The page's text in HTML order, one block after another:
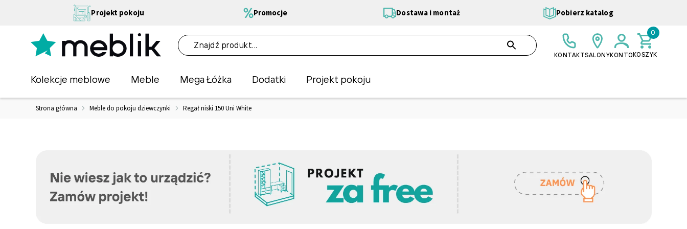
Projekt pokoju Promocje Dostawa i montaż Pobierz katalog
Kolekcje meblowe Meble Mega Łóżka Dodatki Projekt pokoju
SZUKAJ
KONTAKTSALONYKONTOKOSZYK
0,00 ZŁ
0
Strona główna Meble do pokoju dziewczynki Regał niski 150 Uni White